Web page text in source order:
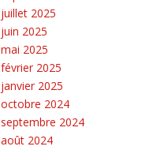
juillet 2025
juin 2025
mai 2025
février 2025
janvier 2025
octobre 2024
septembre 2024
août 2024